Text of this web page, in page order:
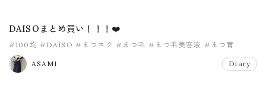
DAISOまとめ買い！！！❤️
#100均 #DAISO #まつエク #まつ毛 #まつ毛美容液 #まつ育
ASAMI Diary